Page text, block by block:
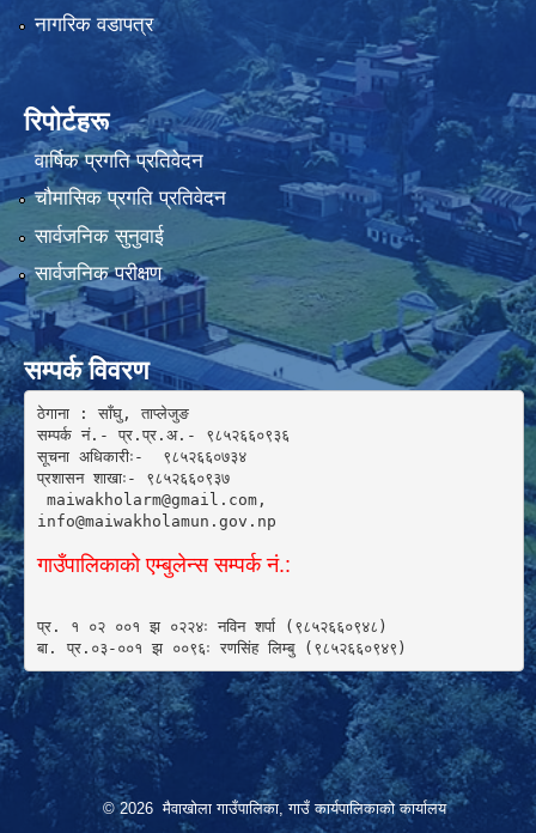
नागरिक वडापत्र
रिपोर्टहरू
वार्षिक प्रगति प्रतिवेदन
चौमासिक प्रगति प्रतिवेदन
सार्वजनिक सुनुवाई
सार्वजनिक परीक्षण
सम्पर्क विवरण
ठेगाना : साँघु, ताप्लेजुङ
सम्पर्क नं.- प्र.प्र.अ.- ९८५२६६०९३६
सूचना अधिकारीः-  ९८५२६६०७३४
प्रशासन शाखाः- ९८५२६६०९३७
maiwakholarm@gmail.com,
info@maiwakholamun.gov.np
गाउँपालिकाको एम्बुलेन्स सम्पर्क नं.:
प्र. १ ०२ ००१ झ ०२२४ः नविन शर्पा (९८५२६६०९४८)
बा. प्र.०३-००१ झ ००९६ः रणसिंह लिम्बु (९८५२६६०९४९)
© 2026 मैवाखोला गाउँपालिका, गाउँ कार्यपालिकाको कार्यालय